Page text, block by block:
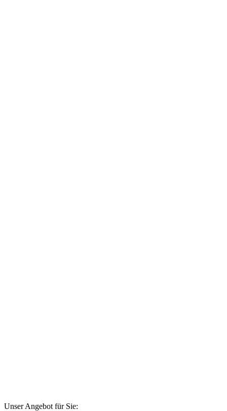
Unser Angebot für Sie: